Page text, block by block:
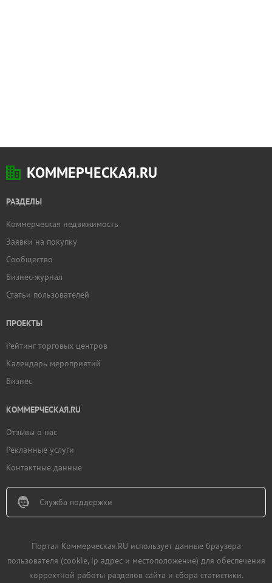
КОММЕРЧЕСКАЯ.RU
РАЗДЕЛЫ
Коммерческая недвижимость
Заявки на покупку
Сообщество
Бизнес-журнал
Статьи пользователей
ПРОЕКТЫ
Рейтинг торговых центров
Календарь мероприятий
Бизнес
КОММЕРЧЕСКАЯ.RU
Отзывы о нас
Рекламные услуги
Контактные данные
Служба поддержки
Портал Коммерческая.RU использует данные браузера
пользователя (cookie, ip адрес и местоположение) для обеспечения
корректной работы разделов сайта и сбора статистики.